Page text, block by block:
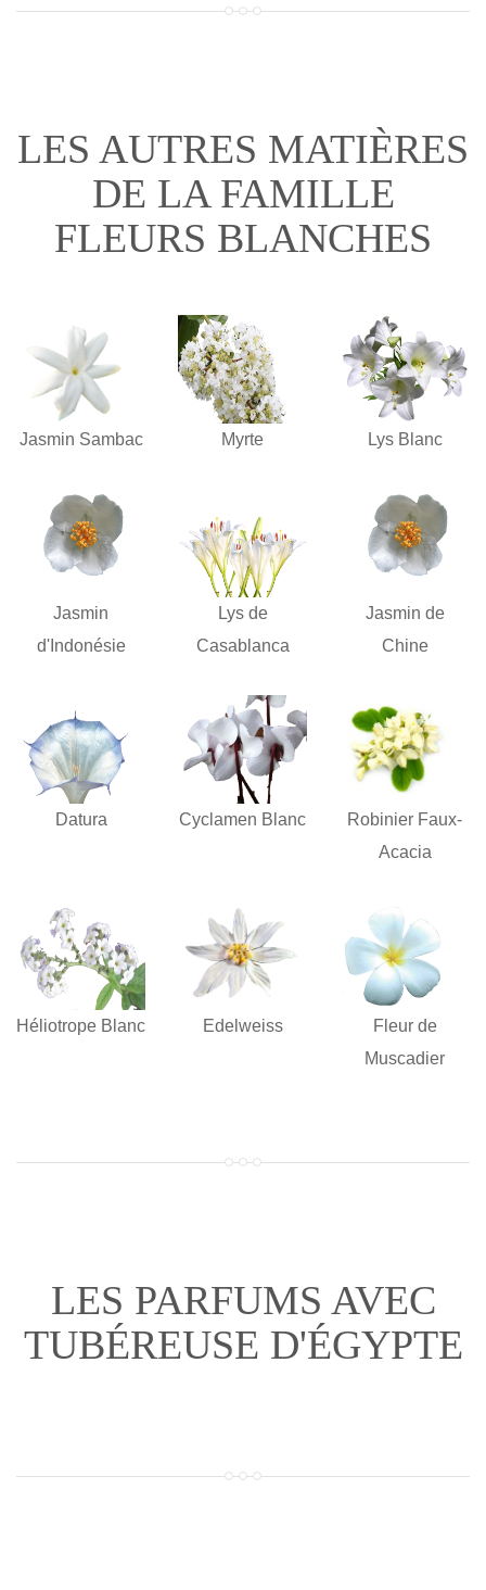
LES AUTRES MATIÈRES
DE LA FAMILLE
FLEURS BLANCHES
Jasmin Sambac Myrte Lys Blanc
Jasmin
d'Indonésie
Lys de
Casablanca
Jasmin de
Chine
Datura Cyclamen Blanc
Robinier Faux-
Acacia
Héliotrope Blanc Edelweiss
Fleur de
Muscadier
LES PARFUMS AVEC
TUBÉREUSE D'ÉGYPTE